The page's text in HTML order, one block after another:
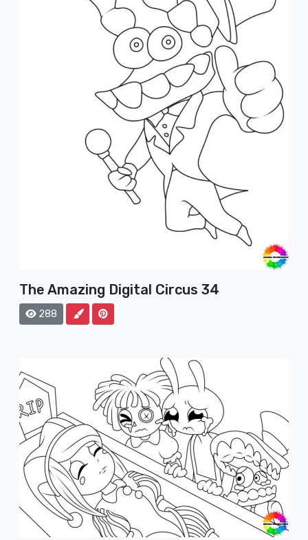
The Amazing Digital Circus 34
288